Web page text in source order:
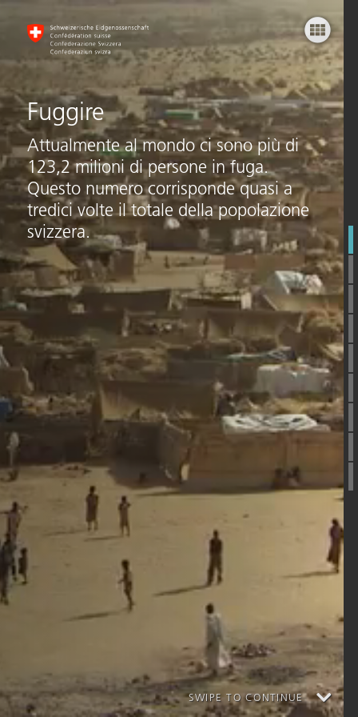
Fuggire
Fuggire
Attualmente al mondo ci sono più di
123,2 milioni di persone in fuga.
Questo numero corrisponde quasi a
tredici volte il totale della popolazione
svizzera.
Facts
Termini
Paesi
Persone
E tu?
CH-Asilo
Prospettive
Links
Facts
03 Z-3ha
Genfer Konvention
International Schutzb.
Humanitäres Visum
Flüchtling
Migrant/in
Komplemtärer Schutz
SWIPE TO CONTINUE